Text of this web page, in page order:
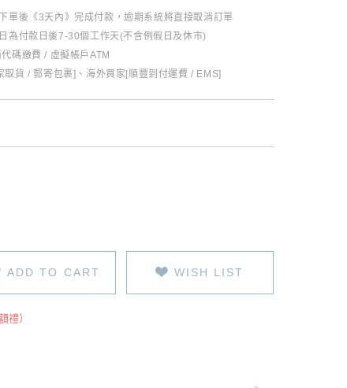
單後《3天內》完成付款，逾期系統將直接取消訂單
為付款日後7-30個工作天(不含例假日及休市)
碼繳費 / 虛擬帳戶ATM
貨 / 郵寄包裹]、海外買家[順豐到付運費 / EMS]
ADD TO CART WISH LIST
禮）